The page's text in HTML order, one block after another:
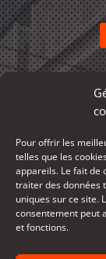
Pour offrir les
telles que les
appareils. Le fait de
traiter des données
uniques sur ce site.
consentement peut
et fonctions.
À